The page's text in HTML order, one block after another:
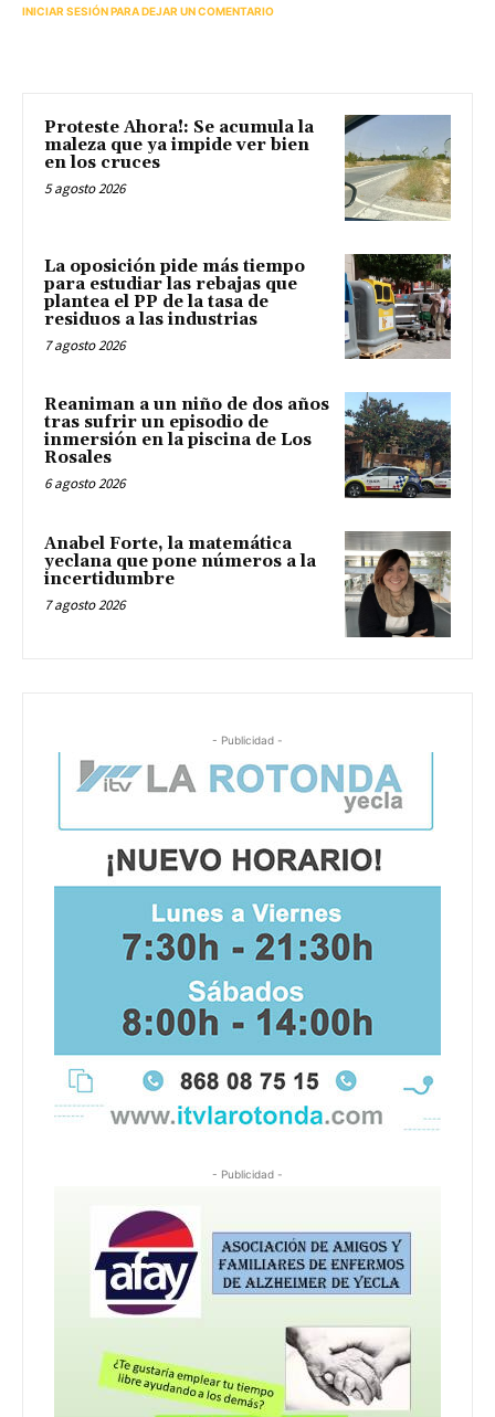
INICIAR SESIÓN PARA DEJAR UN COMENTARIO
Proteste Ahora!: Se acumula la
maleza que ya impide ver bien
en los cruces
5 agosto 2026
La oposición pide más tiempo
para estudiar las rebajas que
plantea el PP de la tasa de
residuos a las industrias
7 agosto 2026
Reaniman a un niño de dos años
tras sufrir un episodio de
inmersión en la piscina de Los
Rosales
6 agosto 2026
Anabel Forte, la matemática
yeclana que pone números a la
incertidumbre
7 agosto 2026
- Publicidad -
- Publicidad -